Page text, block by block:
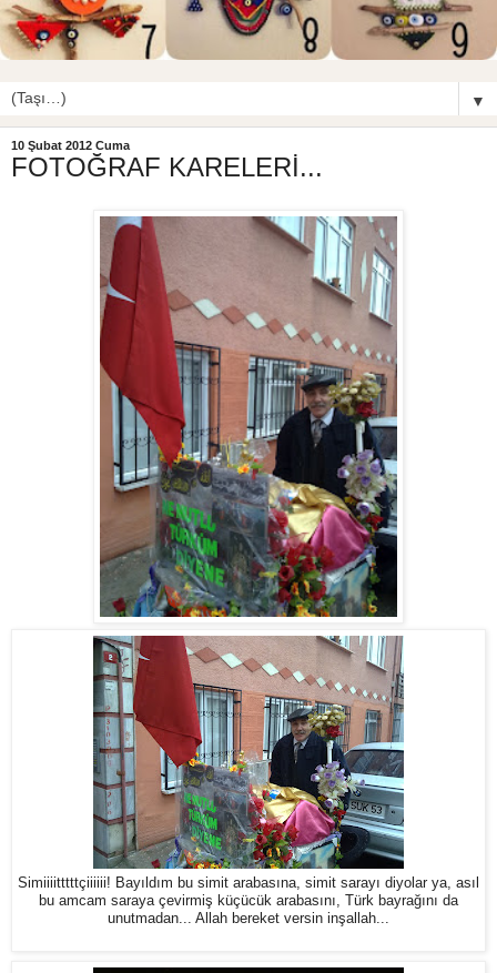
▼
10 Şubat 2012 Cuma
FOTOĞRAF KARELERİ...
Simiiiitttttçiiiiii! Bayıldım bu simit arabasına, simit sarayı diyolar ya, asıl
bu amcam saraya çevirmiş küçücük arabasını, Türk bayrağını da
unutmadan... Allah bereket versin inşallah...